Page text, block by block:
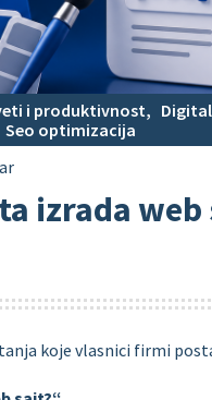
i produktivnost,
Seo optimizacija
izrada
koje vlasnici firmi